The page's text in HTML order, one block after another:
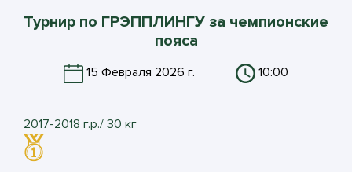
Турнир по ГРЭППЛИНГУ за чемпионские
пояса
15 Февраля 2026 г. 10:00
2017-2018 г.р./ 30 кг